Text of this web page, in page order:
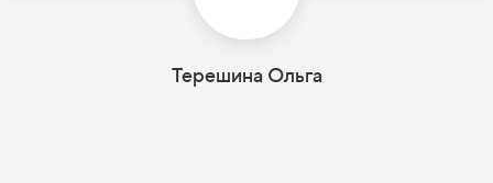
Терешина Ольга